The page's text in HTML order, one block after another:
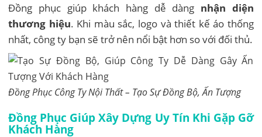
Đồng phục giúp khách hàng dễ dàng nhận diện
thương hiệu. Khi màu sắc, logo và thiết kế áo thống
nhất, công ty bạn sẽ trở nên nổi bật hơn so với đối thủ.
Đồng Phục Công Ty Nội Thất – Tạo Sự Đồng Bộ, Ấn Tượng
Đồng Phục Giúp Xây Dựng Uy Tín Khi Gặp Gỡ
Khách Hàng